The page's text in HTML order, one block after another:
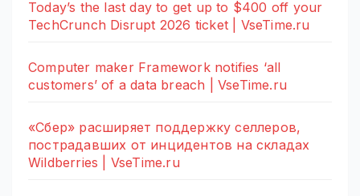
Today’s the last day to get up to $400 off your
TechCrunch Disrupt 2026 ticket | VseTime.ru
Computer maker Framework notifies ‘all
customers’ of a data breach | VseTime.ru
«Сбер» расширяет поддержку селлеров,
пострадавших от инцидентов на складах
Wildberries | VseTime.ru